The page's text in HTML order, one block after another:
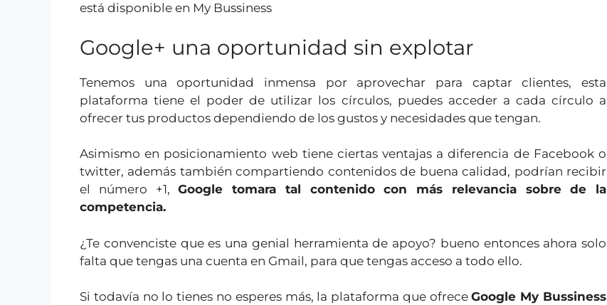
está disponible en My Bussiness
Google+ una oportunidad sin explotar
Tenemos una oportunidad inmensa por aprovechar para captar clientes, esta
plataforma tiene el poder de utilizar los círculos, puedes acceder a cada círculo a
ofrecer tus productos dependiendo de los gustos y necesidades que tengan.
Asimismo en posicionamiento web tiene ciertas ventajas a diferencia de Facebook o
twitter, además también compartiendo contenidos de buena calidad, podrían recibir
el número +1,Google tomara tal contenido con más relevancia sobre de la
competencia.
¿Te convenciste que es una genial herramienta de apoyo? bueno entonces ahora solo
falta que tengas una cuenta en Gmail, para que tengas acceso a todo ello.
Si todavía no lo tienes no esperes más, la plataforma que ofreceGoogle My Bussiness